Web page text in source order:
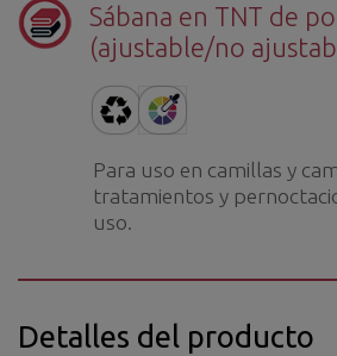
Sábana en TNT de
(ajustable/no
Para uso en camillas y
tratamientos y
uso.
Detalles del producto